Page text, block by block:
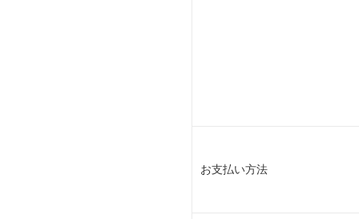
お支払い方法